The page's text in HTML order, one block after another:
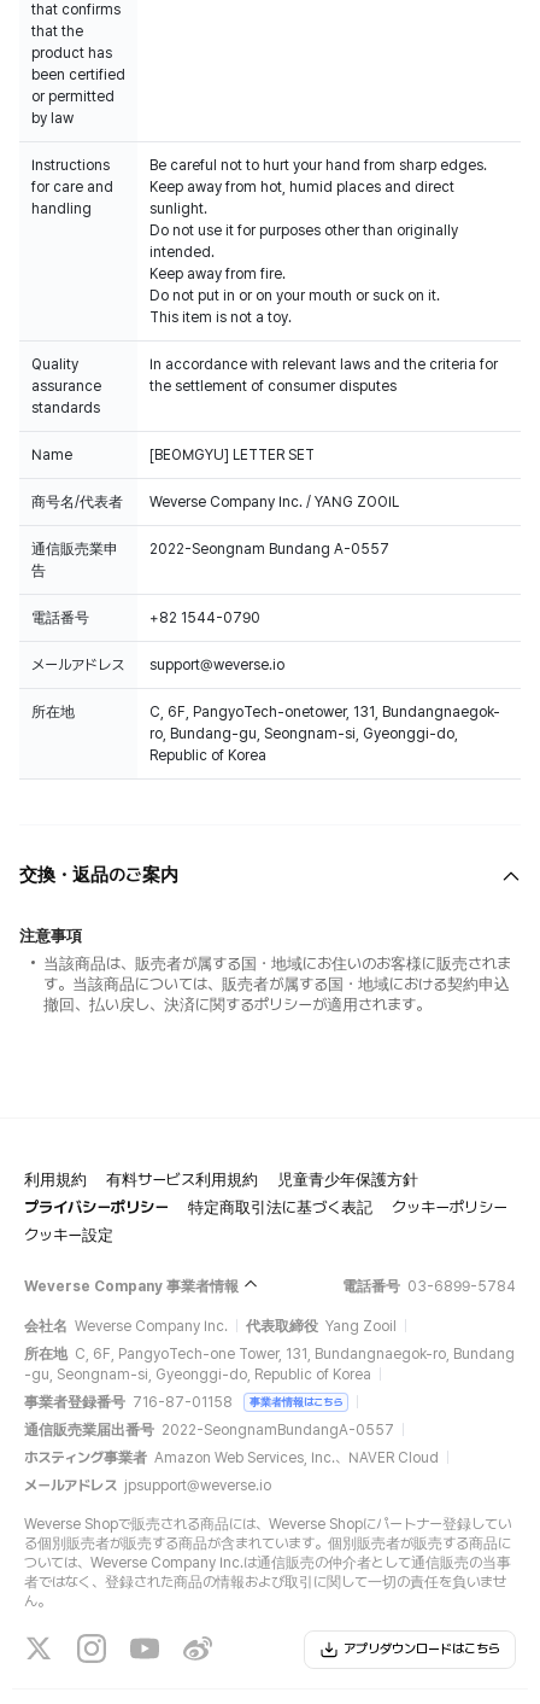
that confirms
that the
product has
been certified
or permitted
by law
Instructions
for care and
handling
Be careful not to hurt your hand from sharp edges.
Keep away from hot, humid places and direct
sunlight.
Do not use it for purposes other than originally
intended.
Keep away from fire.
Do not put in or on your mouth or suck on it.
This item is not a toy.
Quality
assurance
standards
In accordance with relevant laws and the criteria for
the settlement of consumer disputes
Name [BEOMGYU] LETTER SET
商号名/代表者 Weverse Company Inc. / YANG ZOOIL
通信販売業申
告
2022-Seongnam Bundang A-0557
電話番号 +82 1544-0790
メールアドレス support@weverse.io
所在地
C, 6F, PangyoTech-onetower, 131, Bundangnaegok-
ro, Bundang-gu, Seongnam-si, Gyeonggi-do,
Republic of Korea
交換・返品のご案内
注意事項
当該商品は、販売者が属する国・地域にお住いのお客様に販売されま
す。当該商品については、販売者が属する国・地域における契約申込
撤回、払い戻し、決済に関するポリシーが適用されます。
利用規約 有料サービス利用規約
児童青少年保護方針
プライバシーポリシー
特定商取引法に基づく表記
クッキーポリシー
クッキー設定
Weverse Company 事業者情報 電話番号 03-6899-5784
会社名 Weverse Company Inc. 代表取締役 Yang Zooil
所在地 C, 6F, PangyoTech-one Tower, 131, Bundangnaegok-ro, Bundang
-gu, Seongnam-si, Gyeonggi-do, Republic of Korea
事業者登録番号 716-87-01158 事業者情報はこちら
通信販売業届出番号 2022-SeongnamBundangA-0557
ホスティング事業者 Amazon Web Services, Inc.、NAVER Cloud
メールアドレス jpsupport@weverse.io
Weverse Shopで販売される商品には、Weverse Shopにパートナー登録してい
る個別販売者が販売する商品が含まれています。個別販売者が販売する商品に
ついては、Weverse Company Inc.は通信販売の仲介者として通信販売の当事
者ではなく、登録された商品の情報および取引に関して一切の責任を負いませ
ん。
アプリダウンロードはこちら